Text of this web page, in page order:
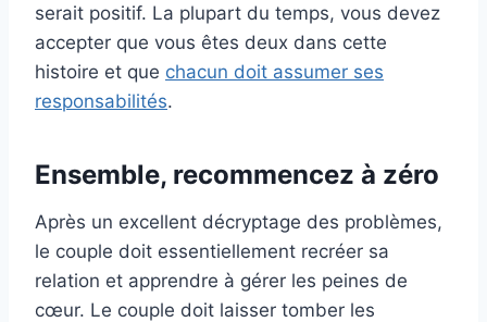
serait positif. La plupart du temps, vous devez
accepter que vous êtes deux dans cette
histoire et que chacun doit assumer ses
responsabilités.
Ensemble, recommencez à zéro
Après un excellent décryptage des problèmes,
le couple doit essentiellement recréer sa
relation et apprendre à gérer les peines de
cœur. Le couple doit laisser tomber les